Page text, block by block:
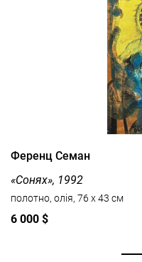
Ференц Семан
«Сонях», 1992
полотно, олія, 76 x 43 см
6 000 $